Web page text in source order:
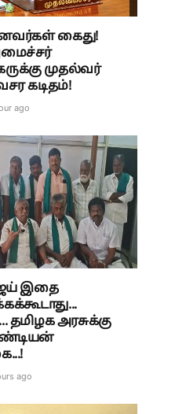
கைது!
முதல்வர்
கடிதம்!
ago
இதை
தமிழக அரசுக்கு
ago